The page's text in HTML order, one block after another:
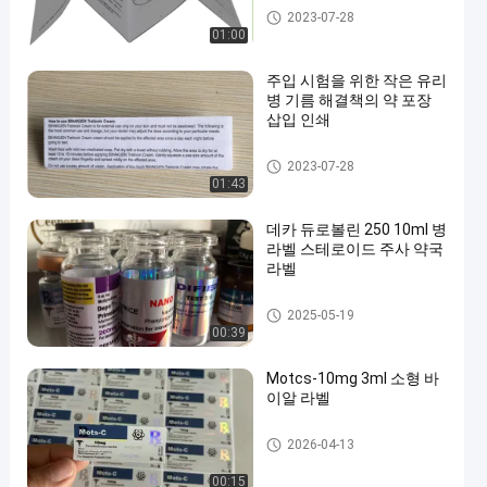
01:00
포장 삽입 인쇄
2023-07-28
01:43
주입 시험을 위한 작은 유리
병 기름 해결책의 약 포장
삽입 인쇄
포장 삽입 인쇄
2023-07-28
00:39
데카 듀로볼린 250 10ml 병
라벨 스테로이드 주사 약국
라벨
10mL 작은 유리병 상표
2025-05-19
00:15
Motcs-10mg 3ml 소형 바
이알 라벨
유리제 작은 유리병 상표
2026-04-13